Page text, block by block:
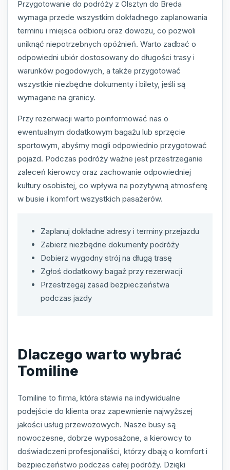
Przygotowanie do podróży z Olsztyn do Breda
wymaga przede wszystkim dokładnego zaplanowania
terminu i miejsca odbioru oraz dowozu, co pozwoli
uniknąć niepotrzebnych opóźnień. Warto zadbać o
odpowiedni ubiór dostosowany do długości trasy i
warunków pogodowych, a także przygotować
wszystkie niezbędne dokumenty i bilety, jeśli są
wymagane na granicy.
Przy rezerwacji warto poinformować nas o
ewentualnym dodatkowym bagażu lub sprzęcie
sportowym, abyśmy mogli odpowiednio przygotować
pojazd. Podczas podróży ważne jest przestrzeganie
zaleceń kierowcy oraz zachowanie odpowiedniej
kultury osobistej, co wpływa na pozytywną atmosferę
w busie i komfort wszystkich pasażerów.
Zaplanuj dokładne adresy i terminy przejazdu
Zabierz niezbędne dokumenty podróży
Dobierz wygodny strój na długą trasę
Zgłoś dodatkowy bagaż przy rezerwacji
Przestrzegaj zasad bezpieczeństwa
podczas jazdy
Dlaczego warto wybrać
Tomiline
Tomiline to firma, która stawia na indywidualne
podejście do klienta oraz zapewnienie najwyższej
jakości usług przewozowych. Nasze busy są
nowoczesne, dobrze wyposażone, a kierowcy to
doświadczeni profesjonaliści, którzy dbają o komfort i
bezpieczeństwo podczas całej podróży. Dzięki